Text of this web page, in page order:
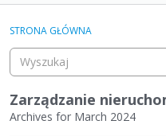
o
g
e
m
e
n
Kategorie
Dyskusje
Aktywność
STRONA GŁÓWNA
Zarządzanie
Archives for March 2024